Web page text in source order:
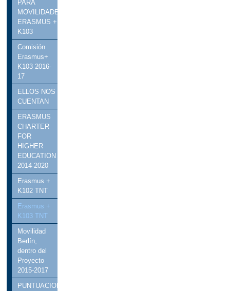
PARA
MOVILIDADES
ERASMUS +
K103
Comisión
Erasmus+
K103 2016-
17
ELLOS NOS
CUENTAN
ERASMUS
CHARTER
FOR
HIGHER
EDUCATION
2014-2020
Erasmus +
K102 TNT
Erasmus +
K103 TNT
Movilidad
Berlín,
dentro del
Proyecto
2015-2017
PUNTUACIONES